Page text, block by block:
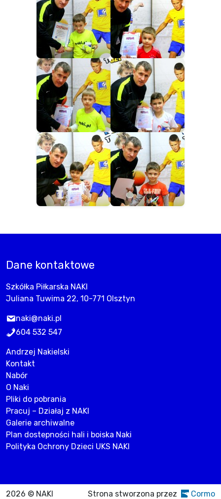
Dane kontaktowe
Szkółka Piłkarska NAKI
Juliana Tuwima 22, 10-771 Olsztyn
naki@naki.pl
604 532 547
Andrzej Nakielski
Kontakt
Nabór
O Naki
Pliki do pobrania
Pracuj – Działaj z NAKI
Galerie archiwalne
Plan dostepności hali i boiska Naki
Polityka Ochrony Dzieci UKS NAKI
2026 © NAKI Strona stworzona przez Cormo